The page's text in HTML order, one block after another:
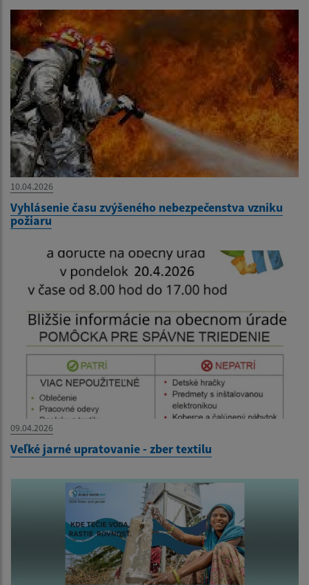
10.04.2026
Vyhlásenie času zvýšeného nebezpečenstva vzniku
požiaru
09.04.2026
Veľké jarné upratovanie - zber textilu